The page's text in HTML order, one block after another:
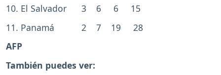
10. El Salvador 3 6 6 15
11. Panamá 2 7 19 28
AFP
También puedes ver: